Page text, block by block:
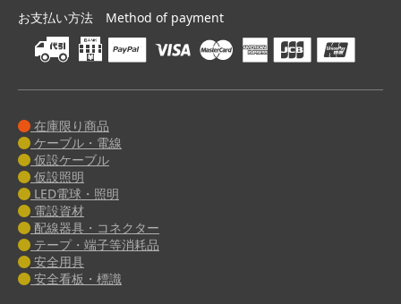
お支払い方法 Method of payment
在庫限り商品
ケーブル・電線
仮設ケーブル
仮設照明
LED電球・照明
電設資材
配線器具・コネクター
テープ・端子等消耗品
安全用具
安全看板・標識